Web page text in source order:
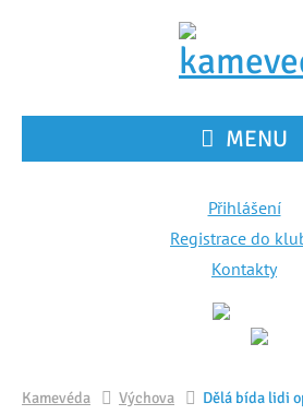
MENU
Přihlášení
Registrace do
Kontakty
Kamevéda Výchova Dělá bída lidi